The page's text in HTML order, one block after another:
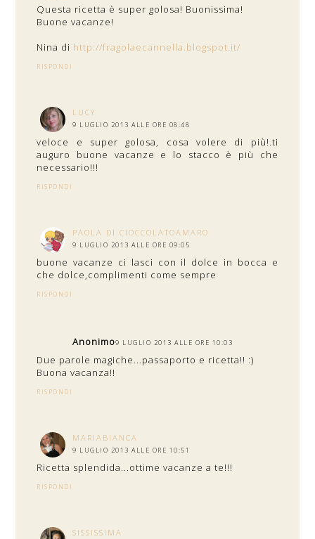
Questa ricetta è super golosa! Buonissima!
Buone vacanze!
Nina di http://fragolaecannella.blogspot.it/
RISPONDI
LUCY
9 LUGLIO 2013 ALLE ORE 08:48
veloce e super golosa, cosa volere di più!.ti
auguro buone vacanze e lo stacco è più che
necessario!!!
RISPONDI
PAOLA DI CIOCCOLATOAMARO
9 LUGLIO 2013 ALLE ORE 09:05
buone vacanze ci lasci con il dolce in bocca e
che dolce,complimenti come sempre
RISPONDI
Anonimo9 LUGLIO 2013 ALLE ORE 10:03
Due parole magiche...passaporto e ricetta!! :)
Buona vacanza!!
RISPONDI
MARIABIANCA
9 LUGLIO 2013 ALLE ORE 10:51
Ricetta splendida...ottime vacanze a te!!!
RISPONDI
SISSISSIMA